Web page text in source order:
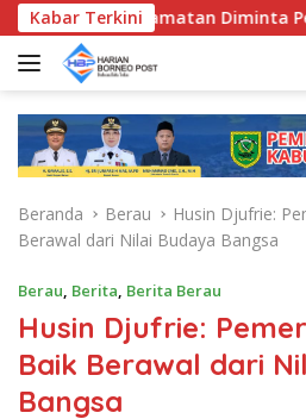
a
Kabar Terkini
Kecamatan Diminta Perkuat
Beranda Berau
Husin Djufrie:
Berawal dari Nilai Budaya Bangsa
Berau, Berita, Berita Berau
Husin Djufrie:
Baik Berawal dari
Bangsa